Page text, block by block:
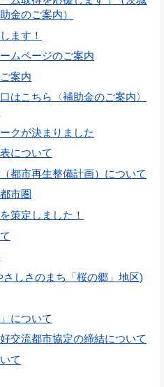
金のご案内）
ます！
ムページのご案内
案内
はこちら〈補助金のご案内〉
クが決まりました
について
都市再生整備計画）について
市圏
策定しました！
しさのまち「桜の郷」地区)
について
交流都市協定の締結について
て